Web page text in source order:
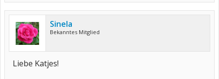
Sinela
Bekanntes Mitglied
Liebe Katjes!